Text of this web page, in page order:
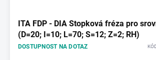
ITA FDP - DIA Stopková fréza pro
(D=20; I=10; L=70; S=12; Z=2; RH)
DOSTUPNOST NA DOTAZ